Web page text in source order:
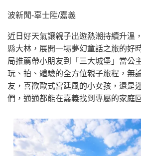
波新聞-辜士陞/嘉義
近日好天氣讓親子出遊熱潮持續升溫
縣大林，展開一場夢幻童話之旅的好
局推薦帶小朋友到「三大城堡」當公
玩、拍、體驗的全方位親子旅程，無
友，喜歡歐式宮廷風的小女孩，還是
們，通通都能在嘉義找到專屬的家庭